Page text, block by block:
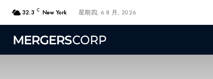
32.3 C New York 星期四, 6 8 月, 2026